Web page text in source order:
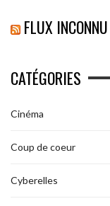
FLUX INCONNU
CATÉGORIES
Cinéma
Coup de coeur
Cyberelles